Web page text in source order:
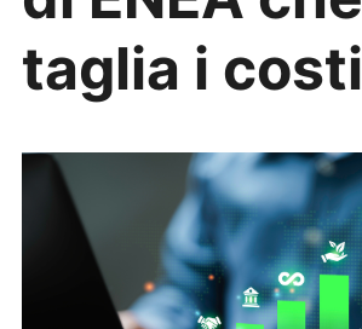
taglia i costi